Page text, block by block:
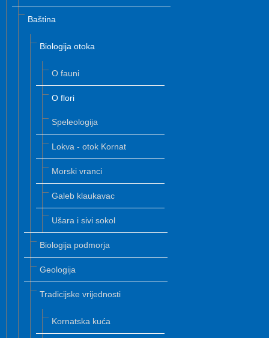
Baština
Biologija otoka
O fauni
O flori
Speleologija
Lokva - otok Kornat
Morski vranci
Galeb klaukavac
Ušara i sivi sokol
Biologija podmorja
Geologija
Tradicijske vrijednosti
Kornatska kuća